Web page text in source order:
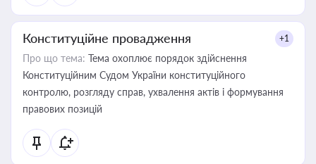
Конституційне провадження +1
Про що тема: Тема охоплює порядок здійснення
Конституційним Судом України конституційного
контролю, розгляду справ, ухвалення актів і формування
правових позицій